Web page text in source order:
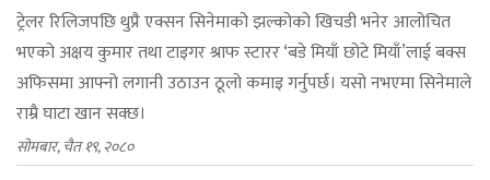
ट्रेलर रिलिजपछि थुप्रै एक्सन सिनेमाको झल्कोको खिचडी भनेर आलोचित
भएको अक्षय कुमार तथा टाइगर श्राफ स्टारर ‘बडे मियाँ छोटे मियाँ’लाई बक्स
अफिसमा आफ्नो लगानी उठाउन ठूलो कमाइ गर्नुपर्छ। यसो नभएमा सिनेमाले
राम्रै घाटा खान सक्छ।
सोमबार, चैत १९, २०८०